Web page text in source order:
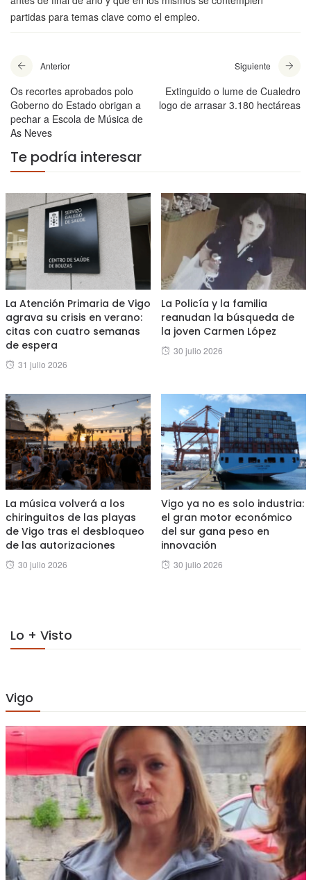
partidas para temas clave como el empleo.
Anterior
Os recortes aprobados polo
Goberno do Estado obrigan a
pechar a Escola de Música de
As Neves
Siguiente
Extinguido o lume de Cualedro
logo de arrasar 3.180 hectáreas
Te podría interesar
La Atención Primaria de Vigo
agrava su crisis en verano:
citas con cuatro semanas
de espera
Posted
31 julio 2026
La Policía y la familia
reanudan la búsqueda de
la joven Carmen López
Posted
30 julio 2026
La música volverá a los
chiringuitos de las playas
de Vigo tras el desbloqueo
de las autorizaciones
Posted
30 julio 2026
Vigo ya no es solo industria:
el gran motor económico
del sur gana peso en
innovación
Posted
30 julio 2026
Lo + Visto
Vigo